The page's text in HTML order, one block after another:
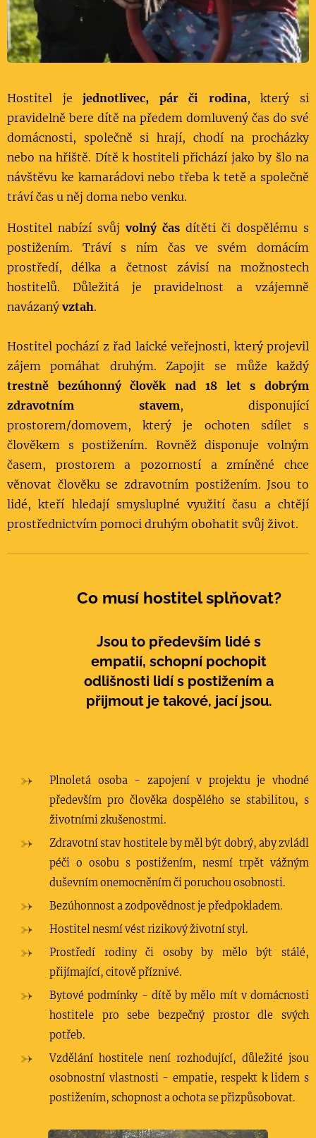
Hostitel jejednotlivec, pár či rodina, který si
pravidelně bere dítě na předem domluvený čas do své
domácnosti, společně si hrají, chodí na procházky
nebo na hřiště. Dítě k hostiteli přichází jako by šlo na
návštěvu ke kamarádovi nebo třeba k tetě a společně
tráví čas u něj doma nebo venku.
Hostitel nabízí svůjvolný čas dítěti či dospělému s
postižením. Tráví s ním čas ve svém domácím
prostředí, délka a četnost závisí na možnostech
hostitelů. Důležitá je pravidelnost a vzájemně
navázanývztah.
Hostitel pochází z řad laické veřejnosti, který projevil
zájem pomáhat druhým. Zapojit se může každý
trestně bezúhonný člověk nad 18 let s dobrým
zdravotním stavem, disponující
prostorem/domovem, který je ochoten sdílet s
člověkem s postižením. Rovněž disponuje volným
časem, prostorem a pozorností a zmíněné chce
věnovat člověku se zdravotním postižením. Jsou to
lidé, kteří hledají smysluplné využití času a chtějí
prostřednictvím pomoci druhým obohatit svůj život.
Co musí hostitel splňovat?
Jsou to především lidé s
empatií, schopní pochopit
odlišnosti lidí s postižením a
přijmout je takové, jací jsou.
Plnoletá osoba - zapojení v projektu je vhodné
především pro člověka dospělého se stabilitou, s
životními zkušenostmi.
Zdravotní stav hostitele by měl být dobrý, aby zvládl
péči o osobu s postižením, nesmí trpět vážným
duševním onemocněním či poruchou osobnosti.
Bezúhonnost a zodpovědnost je předpokladem.
Hostitel nesmí vést rizikový životní styl.
Prostředí rodiny či osoby by mělo být stálé,
přijímající, citově příznivé.
Bytové podmínky - dítě by mělo mít v domácnosti
hostitele pro sebe bezpečný prostor dle svých
potřeb.
Vzdělání hostitele není rozhodující, důležité jsou
osobnostní vlastnosti - empatie, respekt k lidem s
postižením, schopnost a ochota se přizpůsobovat.